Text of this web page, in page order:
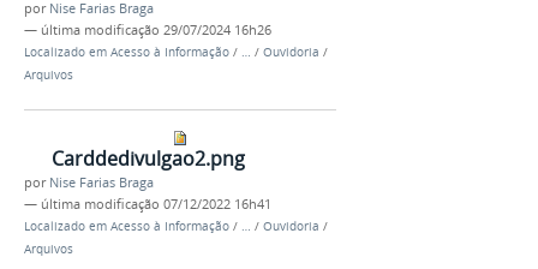
por Nise Farias Braga
— última modificação 29/07/2024 16h26
Localizado em Acesso à Informação / … / Ouvidoria /
Arquivos
Carddedivulgao2.png
por Nise Farias Braga
— última modificação 07/12/2022 16h41
Localizado em Acesso à Informação / … / Ouvidoria /
Arquivos